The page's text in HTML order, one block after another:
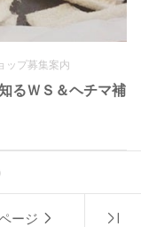
ップ募集案内
るＷＳ＆ヘチマ補
ージ